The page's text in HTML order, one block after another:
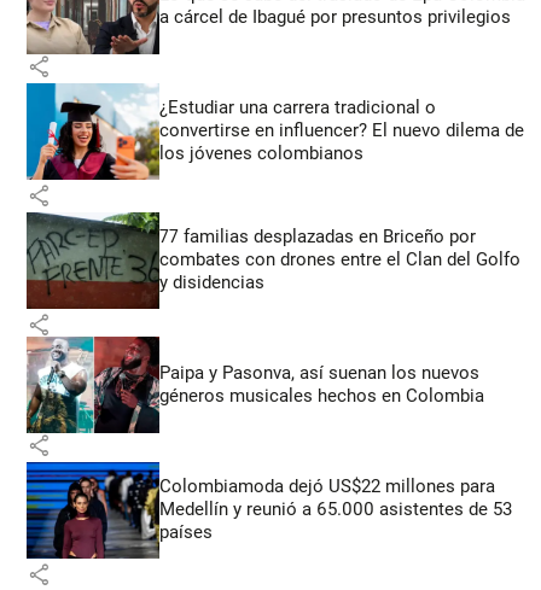
a cárcel de Ibagué por presuntos privilegios
share
¿Estudiar una carrera tradicional o
convertirse en influencer? El nuevo dilema de
los jóvenes colombianos
share
77 familias desplazadas en Briceño por
combates con drones entre el Clan del Golfo
y disidencias
share
Paipa y Pasonva, así suenan los nuevos
géneros musicales hechos en Colombia
share
Colombiamoda dejó US$22 millones para
Medellín y reunió a 65.000 asistentes de 53
países
share